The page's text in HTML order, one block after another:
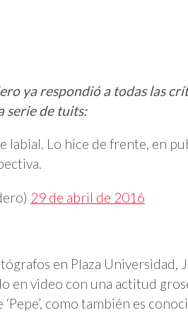
ya respondió a todas las
serie de tuits:
labial. Lo hice de frente, en
29 de abril de 2016
en Plaza Universidad,
en video con una actitud
como también es